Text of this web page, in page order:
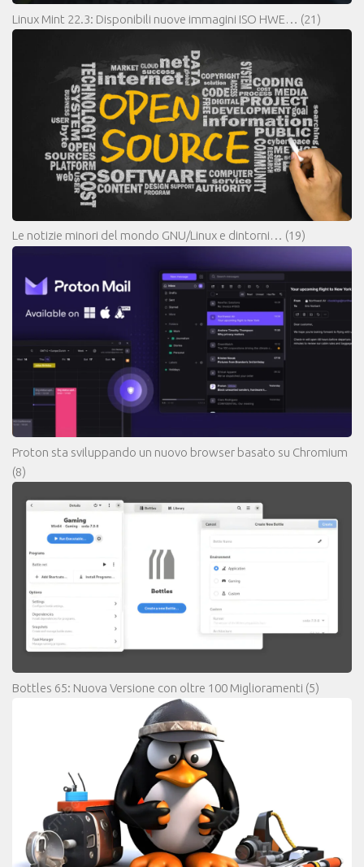
Linux Mint 22.3: Disponibili nuove immagini ISO HWE… (21)
Le notizie minori del mondo GNU/Linux e dintorni… (19)
Proton sta sviluppando un nuovo browser basato su Chromium
(8)
Bottles 65: Nuova Versione con oltre 100 Miglioramenti (5)